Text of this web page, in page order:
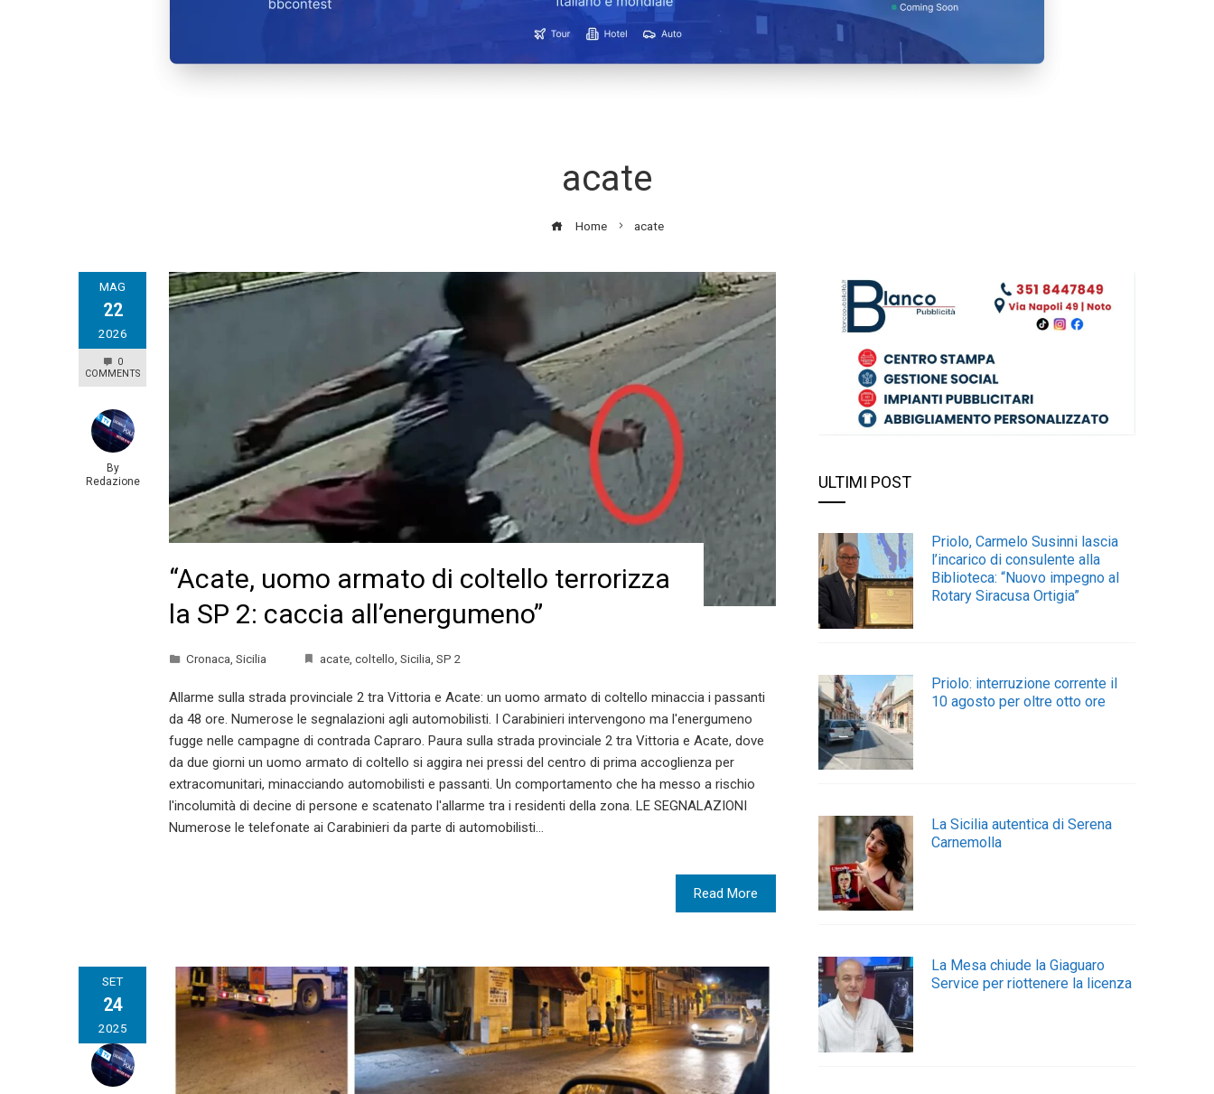
acate
Home acate
MAG
22
2026
0
COMMENTS
By
Redazione
“Acate, uomo armato di coltello terrorizza
la SP 2: caccia all’energumeno”
Cronaca Sicilia acate coltello Sicilia SP 2
Allarme sulla strada provinciale 2 tra Vittoria e Acate: un uomo armato di coltello minaccia i passanti
da 48 ore. Numerose le segnalazioni agli automobilisti. I Carabinieri intervengono ma l'energumeno
fugge nelle campagne di contrada Capraro. Paura sulla strada provinciale 2 tra Vittoria e Acate, dove
da due giorni un uomo armato di coltello si aggira nei pressi del centro di prima accoglienza per
extracomunitari, minacciando automobilisti e passanti. Un comportamento che ha messo a rischio
l'incolumità di decine di persone e scatenato l'allarme tra i residenti della zona. LE SEGNALAZIONI
Numerose le telefonate ai Carabinieri da parte di automobilisti…
Read More
SET
24
2025
ULTIMI POST
Priolo, Carmelo Susinni lascia
l’incarico di consulente alla
Biblioteca: “Nuovo impegno al
Rotary Siracusa Ortigia”
Priolo: interruzione corrente il
10 agosto per oltre otto ore
La Sicilia autentica di Serena
Carnemolla
La Mesa chiude la Giaguaro
Service per riottenere la licenza